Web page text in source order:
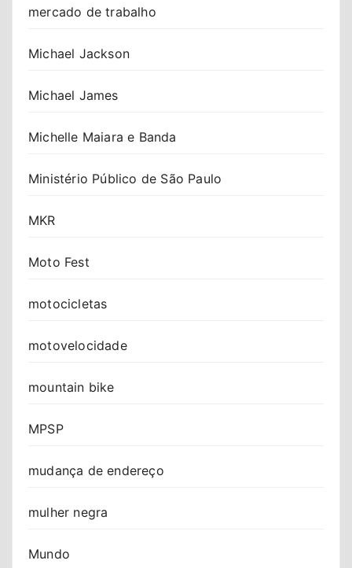
mercado de trabalho
Michael Jackson
Michael James
Michelle Maiara e Banda
Ministério Público de São Paulo
MKR
Moto Fest
motocicletas
motovelocidade
mountain bike
MPSP
mudança de endereço
mulher negra
Mundo